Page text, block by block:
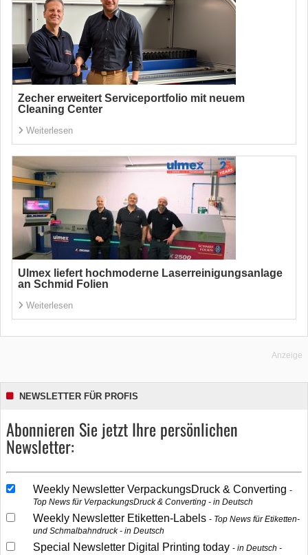
Zecher erweitert Serviceportfolio mit neuem
Cleaning Center
Weiterlesen
Ulmex liefert hochmoderne Laserreinigungsanlage
an Schmid Folien
Weiterlesen
Anzeige
NEWSLETTER FÜR PROFIS
Abonnieren Sie jetzt Ihre persönlichen
Newsletter:
Weekly Newsletter VerpackungsDruck & Converting
Top News für VerpackungsDruck & Converting - in Deutsch
Weekly Newsletter Etiketten-Labels
Top News für Etiketten-
und Schmalbahndruck - in Deutsch
Special Newsletter Digital Printing today in Deutsch -